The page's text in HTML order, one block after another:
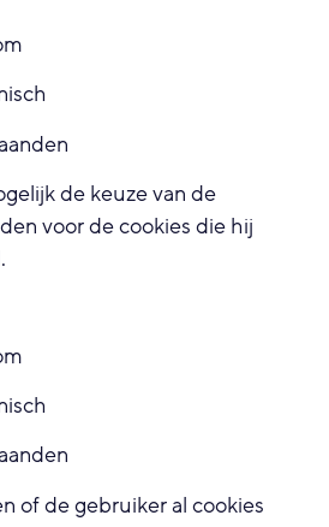
de keuze van de
voor de cookies die hij
of de gebruiker al cookies